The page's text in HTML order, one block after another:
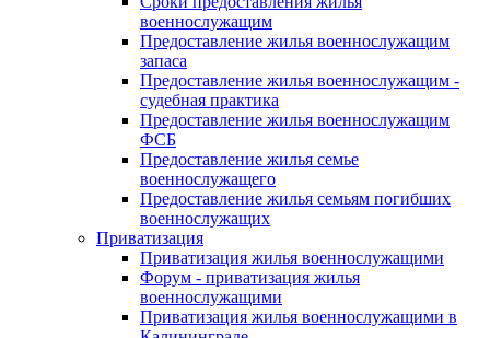
военнослужащим
Предоставление жилья военнослужащим
запаса
Предоставление жилья военнослужащим -
судебная практика
Предоставление жилья военнослужащим
ФСБ
Предоставление жилья семье
военнослужащего
Предоставление жилья семьям погибших
военнослужащих
Приватизация
Приватизация жилья военнослужащими
Форум - приватизация жилья
военнослужащими
Приватизация жилья военнослужащими в